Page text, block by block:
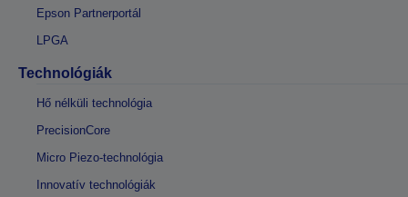
Epson Partnerportál
LPGA
Technológiák
Hő nélküli technológia
PrecisionCore
Micro Piezo-technológia
Innovatív technológiák